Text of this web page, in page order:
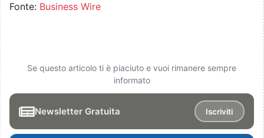
Fonte: Business Wire
Se questo articolo ti è piaciuto e vuoi rimanere sempre
informato
Newsletter Gratuita Iscriviti